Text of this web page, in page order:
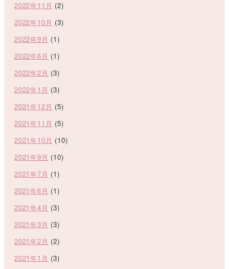
2022年11月 (2)
2022年10月 (3)
2022年9月 (1)
2022年6月 (1)
2022年2月 (3)
2022年1月 (3)
2021年12月 (5)
2021年11月 (5)
2021年10月 (10)
2021年9月 (10)
2021年7月 (1)
2021年6月 (1)
2021年4月 (3)
2021年3月 (3)
2021年2月 (2)
2021年1月 (3)